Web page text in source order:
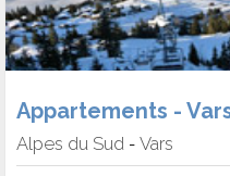
Appartements -
Alpes du Sud - Vars